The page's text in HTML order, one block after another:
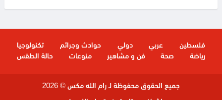
فلسطين عربي دولي حوادث وجرائم
تكنولوجيا
رياضة
صحة فن و مشاهير منوعات حالة الطقس
جميع الحقوق محفوظة لـ رام الله مكس © 2026